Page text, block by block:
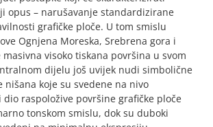
opus – narušavanje standardizirane
grafičke ploče. U tom smislu
Ognjena Moreska, Srebrena gora i
visoko tiskana površina u svom
dijelu još uvijek nudi simbolične
nišana koje su svedene na nivo
dio raspoložive površine grafičke ploče
tonskom smislu, dok su duboki